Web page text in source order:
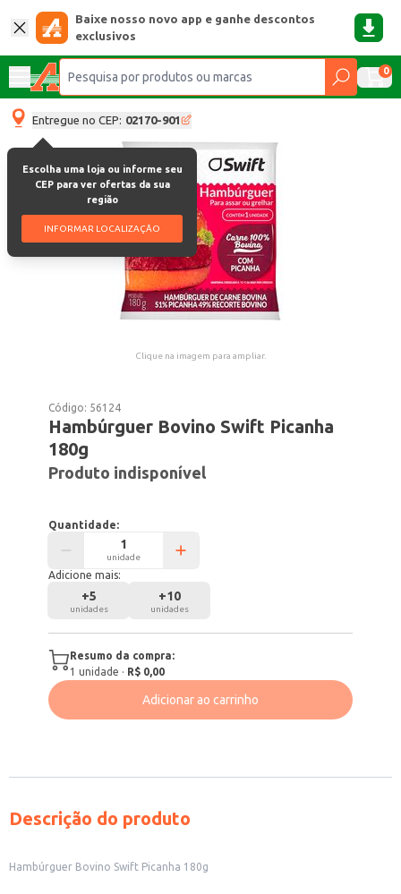
Baixe nosso novo app e ganhe descontos
exclusivos
0
Entregue no CEP: 02170-901
Escolha uma loja ou informe seu
CEP para ver ofertas da sua
região
INFORMAR LOCALIZAÇÃO
Clique na imagem para ampliar.
Código: 56124
Hambúrguer Bovino Swift Picanha
180g
Produto indisponível
Quantidade:
unidade
Adicione mais:
+5
unidades
+10
unidades
Resumo da compra:
1 unidade · R$ 0,00
Adicionar ao carrinho
Descrição do produto
Hambúrguer Bovino Swift Picanha 180g